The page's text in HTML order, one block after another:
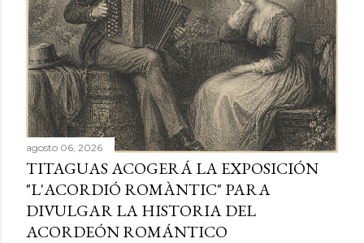
agosto 06, 2026
TITAGUAS ACOGERÁ LA EXPOSICIÓN
"L'ACORDIÓ ROMÀNTIC" PARA
DIVULGAR LA HISTORIA DEL
ACORDEÓN ROMÁNTICO